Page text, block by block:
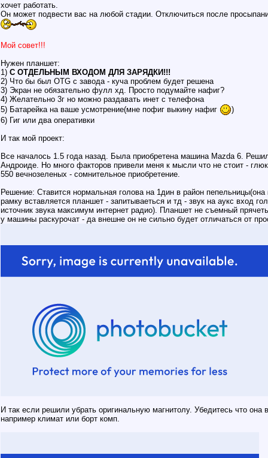
хочет работать.
Он может подвести вас на любой стадии. Отключиться после
Мой совет!!!
Нужен планшет:
1) С ОТДЕЛЬНЫМ ВХОДОМ ДЛЯ ЗАРЯДКИ!!!
2) Что бы был OTG с завода - куча проблем будет решена
3) Экран не обязательно фулл хд. Просто подумайте нафиг?
4) Желательно 3г но можно раздавать инет с телефона
5) Батарейка на ваше усмотрение(мне пофиг выкину нафиг
)
6) Гиг или два оперативки
И так мой проект:
Все началось 1.5 года назад. Была приобретена машина Mazda 6.
Андроиде. Но много факторов привели меня к мысли что не стоит -
550 вечнозеленых - сомнительное приобретение.
Решение: Ставится нормальная голова на 1дин в район
рамку вставляется планшет - запитываеться и тд - звук на аукс вход
источник звука максимум интернет радио). Планшет не съемный
у машины раскурочат - да внешне он не сильно будет отличаться от
И так если решили убрать оригинальную магнитолу. Убедитесь что
например климат или борт комп.